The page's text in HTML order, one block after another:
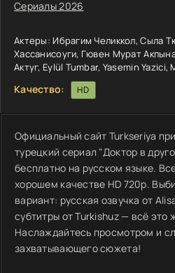
Сериалы 2026
Актеры: Ибрагим Челиккол, Сыла
Хассанисоуги, Гювен Мурат
Актуг, Eylül Tumbar, Yasemin
Качество: HD
Официальный сайт Turkseriya
турецкий сериал "Доктор в
бесплатно на русском языке.
хорошем качестве HD 720p.
вариант: русская озвучка от
субтитры от Turkishuz — всё это
Наслаждайтесь просмотром и
захватывающего сюжета!